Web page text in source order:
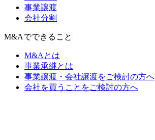
事業譲渡
会社分割
M&Aでできること
M&Aとは
事業承継とは
事業譲渡・会社譲渡をご検討の方へ
会社を買うことをご検討の方へ